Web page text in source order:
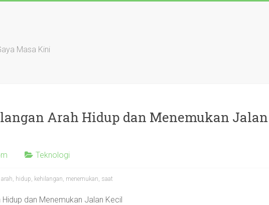
Masa Kini
Arah Hidup dan Menemukan Jalan
Teknologi
arah, hidup, kehilangan, menemukan, saat
dan Menemukan Jalan Kecil